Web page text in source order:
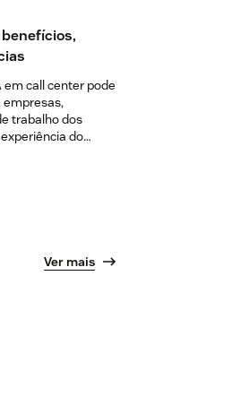
benefícios,
em call center pode
trabalho dos
do
Ver mais